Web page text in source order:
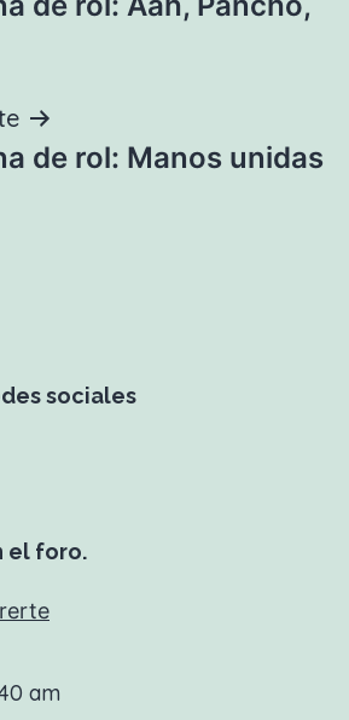
de rol: Manos unidas
sociales
el foro.
am